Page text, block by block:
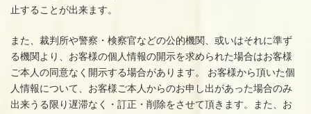
止することが出来ます。
また、裁判所や警察・検察官などの公的機関、或いはそれに準ず
る機関より、お客様の個人情報の開示を求められた場合はお客様
ご本人の同意なく開示する場合があります。 お客様から頂いた個
人情報について、お客様ご本人からのお申し出があった場合のみ
出来うる限り遅滞なく・訂正・削除をさせて頂きます。また、お